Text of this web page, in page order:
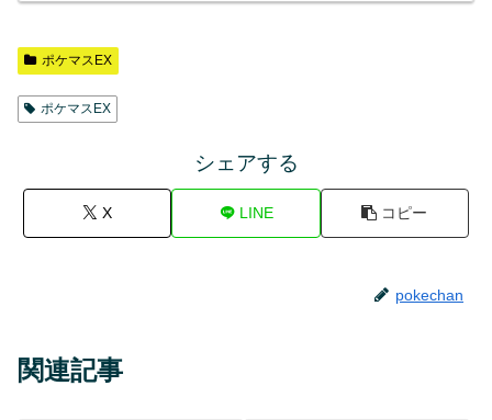
ポケマスEX
ポケマスEX
シェアする
X LINE コピー
pokechan
関連記事